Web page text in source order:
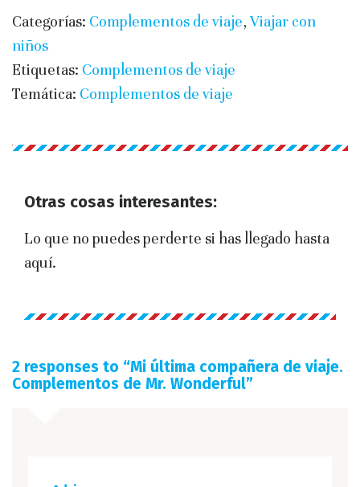
Categorías: Complementos de viaje, Viajar con
niños
Etiquetas: Complementos de viaje
Temática: Complementos de viaje
Otras cosas interesantes:
Lo que no puedes perderte si has llegado hasta
aquí.
2 responses to “Mi última compañera de viaje.
Complementos de Mr. Wonderful”